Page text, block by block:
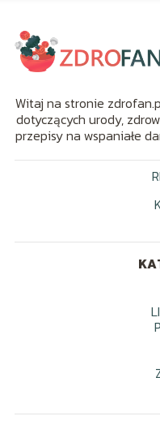
Witaj na stronie
dotyczących urody,
przepisy na wspaniałe